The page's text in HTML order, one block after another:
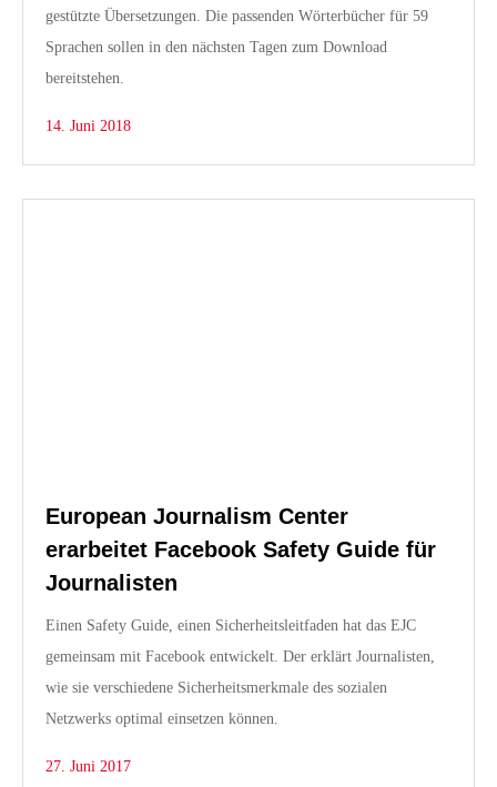
gestützte Übersetzungen. Die passenden Wörterbücher für 59
Sprachen sollen in den nächsten Tagen zum Download
bereitstehen.
14. Juni 2018
European Journalism Center
erarbeitet Facebook Safety Guide für
Journalisten
Einen Safety Guide, einen Sicherheitsleitfaden hat das EJC
gemeinsam mit Facebook entwickelt. Der erklärt Journalisten,
wie sie verschiedene Sicherheitsmerkmale des sozialen
Netzwerks optimal einsetzen können.
27. Juni 2017